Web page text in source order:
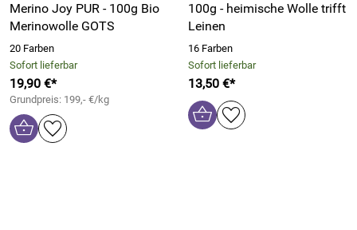
Merino Joy PUR - 100g Bio
Merinowolle GOTS
20 Farben
Sofort lieferbar
19,90 €*
Grundpreis: 199,- €/kg
100g - heimische Wolle trifft
Leinen
16 Farben
Sofort lieferbar
13,50 €*